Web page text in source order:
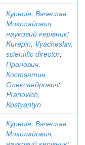
Курепін, Вячеслав
Миколайович,
науковий керівник;
Kurepin, Vyacheslav,
scientific director;
Пранович,
Костянтин
Олександрович;
Pranovich,
Kostyantyn
Курепін, Вячеслав
Миколайович,